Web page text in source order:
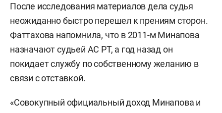
квартира в ЖК Art Citу площадью 52
кв. м за 4,2 млн рублей в ипотеку
(погашена);
квартира площадью 142 кв. м и
за 42,5 млн рублей и 1,7 млн рублей
После исследования материалов дела судья
неожиданно быстро перешел к прениям сторон.
Фаттахова напомнила, что в 2011-м Минапова
назначают судьей АС РТ, а год назад он
покидает службу по собственному желанию в
связи с отставкой.
«Совокупный официальный доход Минапова и